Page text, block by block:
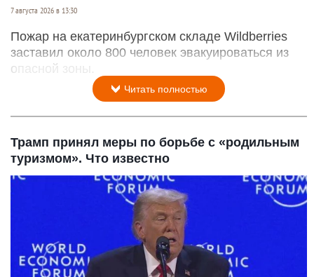
7 августа 2026 в 13:30
Пожар на екатеринбургском складе Wildberries
заставил около 800 человек эвакуироваться из
опасной зоны.
Читать полностью
Трамп принял меры по борьбе с «родильным
туризмом». Что известно